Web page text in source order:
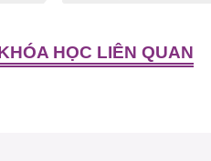
HỌC LIÊN QUAN